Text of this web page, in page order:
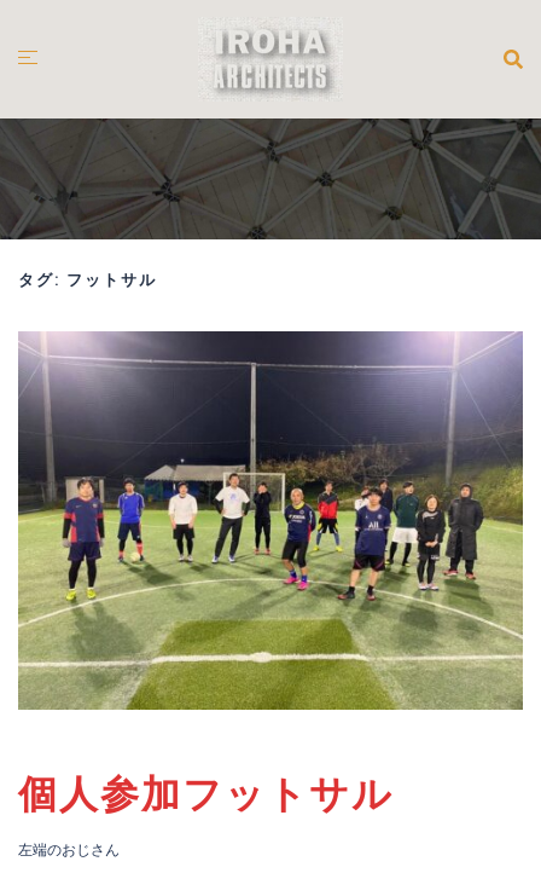
へ
タグ: フットサル
個人参加フットサル
左端のおじさん